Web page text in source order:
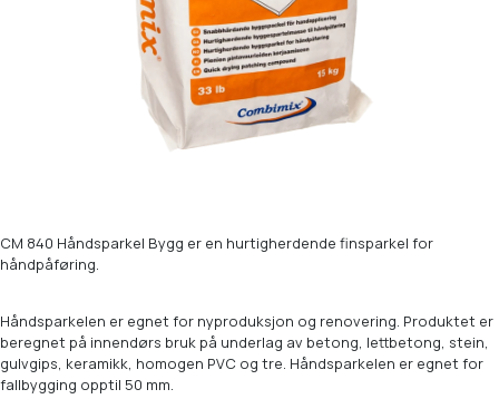
CM 840 Håndsparkel Bygg er en hurtigherdende finsparkel for
håndpåføring.
Håndsparkelen er egnet for nyproduksjon og renovering. Produktet er
beregnet på innendørs bruk på underlag av betong, lettbetong, stein,
gulvgips, keramikk, homogen PVC og tre. Håndsparkelen er egnet for
fallbygging opptil 50 mm.